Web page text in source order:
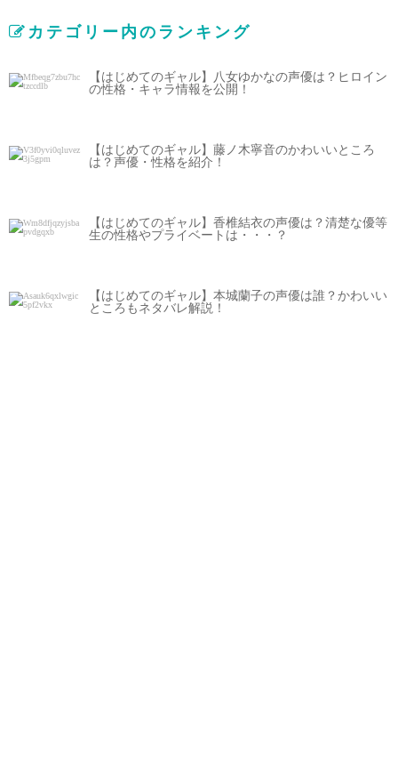
カテゴリー内のランキング
【はじめてのギャル】八女ゆかなの声優は？ヒロイン
の性格・キャラ情報を公開！
【はじめてのギャル】藤ノ木寧音のかわいいところ
は？声優・性格を紹介！
【はじめてのギャル】香椎結衣の声優は？清楚な優等
生の性格やプライベートは・・・？
【はじめてのギャル】本城蘭子の声優は誰？かわいい
ところもネタバレ解説！